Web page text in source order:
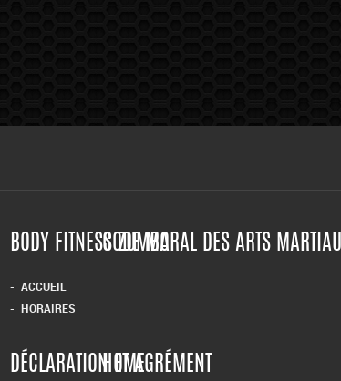
BODY FITNESS ZUMBA
ACCUEIL
HORAIRES
CODE MORAL DES ARTS
DÉCLARATION ET AGRÉMENT
HOME